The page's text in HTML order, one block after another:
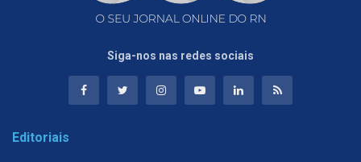
Siga-nos nas redes sociais
Editoriais